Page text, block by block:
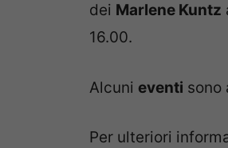
dei Marlene Kuntz
16.00.
Alcuni eventi sono
Per ulteriori